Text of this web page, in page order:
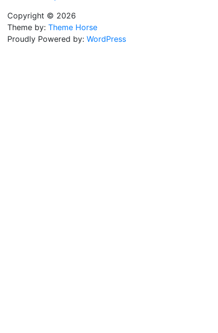
Copyright © 2026
Theme by: Theme Horse
Proudly Powered by: WordPress